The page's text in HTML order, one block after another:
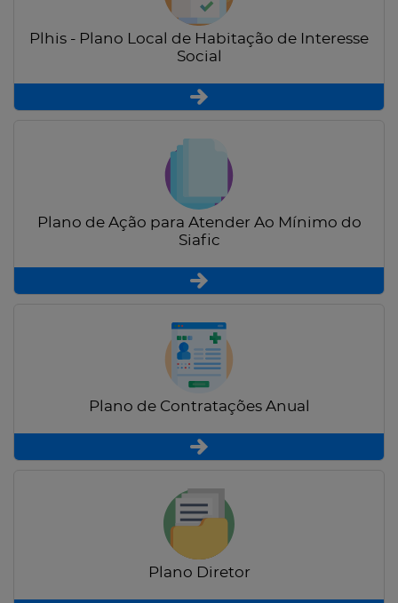
Plhis - Plano Local de Habitação de Interesse
Social
Plano de Ação para Atender Ao Mínimo do
Siafic
Plano de Contratações Anual
Plano Diretor